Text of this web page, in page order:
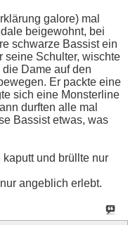
galore) mal
beigewohnt, bei
schwarze Bassist ein
seine Schulter, wischte
Dame auf den
Er packte eine
sich eine Monsterline
durften alle mal
Bassist etwas, was
und brüllte nur
angeblich erlebt.